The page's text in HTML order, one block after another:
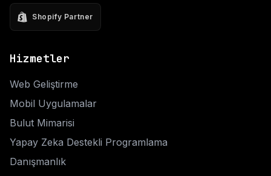
Shopify Partner
Hizmetler
Web Geliştirme
Mobil Uygulamalar
Bulut Mimarisi
Yapay Zeka Destekli Programlama
Danışmanlık